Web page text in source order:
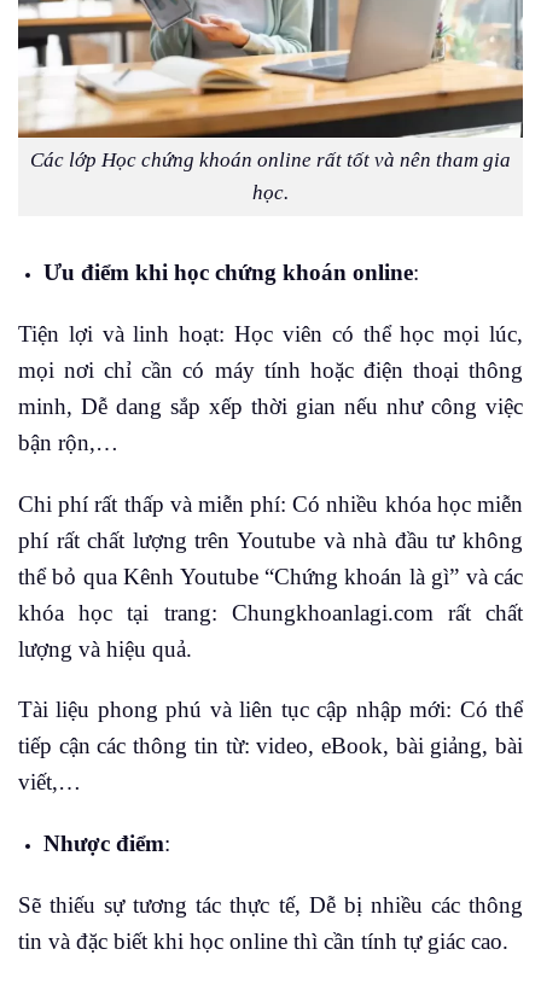
Các lớp Học chứng khoán online rất tốt và nên tham gia
học.
Ưu điểm khi học chứng khoán online:
Tiện lợi và linh hoạt: Học viên có thể học mọi lúc,
mọi nơi chỉ cần có máy tính hoặc điện thoại thông
minh, Dễ dang sắp xếp thời gian nếu như công việc
bận rộn,…
Chi phí rất thấp và miễn phí: Có nhiều khóa học miễn
phí rất chất lượng trên Youtube và nhà đầu tư không
thể bỏ qua Kênh Youtube “Chứng khoán là gì” và các
khóa học tại trang: Chungkhoanlagi.com rất chất
lượng và hiệu quả.
Tài liệu phong phú và liên tục cập nhập mới: Có thể
tiếp cận các thông tin từ: video, eBook, bài giảng, bài
viết,…
Nhược điểm:
Sẽ thiếu sự tương tác thực tế, Dễ bị nhiều các thông
tin và đặc biết khi học online thì cần tính tự giác cao.